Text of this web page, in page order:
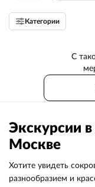
Категории
С
Экскурсии
Москве
Хотите увидеть
разнообразием и